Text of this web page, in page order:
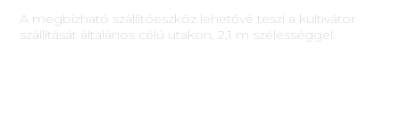
A megbízható szállítóeszköz lehetővé teszi a kultivátor
szállítását általános célú utakon, 2,1 m szélességgel.